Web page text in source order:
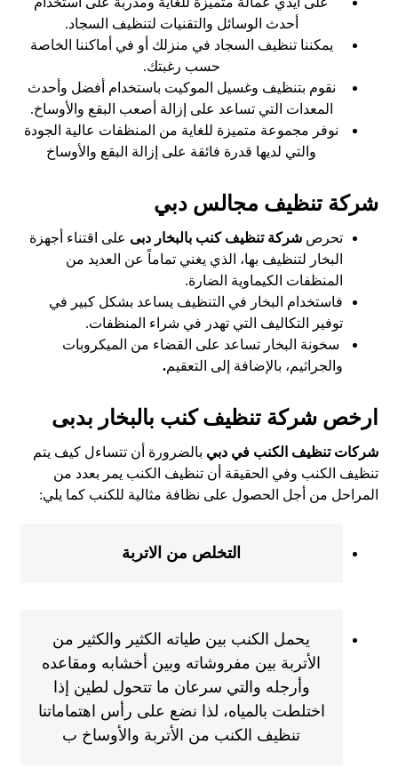
أحدث الوسائل والتقنيات لتنظيف السجاد.
يمكننا تنظيف السجاد في منزلك أو في أماكننا الخاصة
حسب رغبتك.
نقوم بتنظيف وغسيل الموكيت باستخدام أفضل وأحدث
المعدات التي تساعد على إزالة أصعب البقع والأوساخ.
نوفر مجموعة متميزة للغاية من المنظفات عالية الجودة
والتي لديها قدرة فائقة على إزالة البقع والأوساخ
شركة تنظيف مجالس دبي
تحرصشركة تنظيف كنب بالبخار دبى على اقتناء أجهزة
البخار لتنظيف بها، الذي يغني تماماً عن العديد من
المنظفات الكيماوية الضارة.
فاستخدام البخار في التنظيف يساعد بشكل كبير في
توفير التكاليف التي تهدر في شراء المنظفات.
سخونة البخار تساعد على القضاء من الميكروبات
والجراثيم، بالإضافة إلى التعقيم.
ارخص شركة تنظيف كنب بالبخار بدبى
شركات تنظيف الكنب في دبي بالضرورة أن تتساءل كيف يتم
تنظيف الكنب وفي الحقيقة أن تنظيف الكنب يمر بعدد من
المراحل من أجل الحصول على نظافة مثالية للكنب كما يلي:
التخلص من الاتربة
يحمل الكنب بين طياته الكثير والكثير من
الأتربة بين مفروشاته وبين أخشابه ومقاعده
وأرجله والتي سرعان ما تتحول لطين إذا
اختلطت بالمياه، لذا نضع على رأس اهتماماتنا
تنظيف الكنب من الأتربة والأوساخ ب